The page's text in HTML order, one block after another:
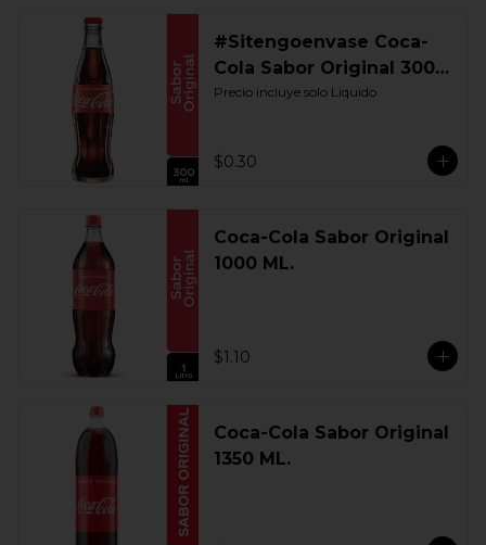
#Sitengoenvase Coca-
Cola Sabor Original 300
ML. Retornable
Precio incluye solo Liquido
$0.30
Coca-Cola Sabor Original
1000 ML.
$1.10
Coca-Cola Sabor Original
1350 ML.